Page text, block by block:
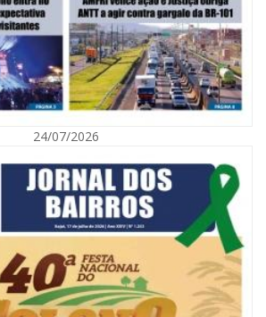
de DIU e Implanon na UBS Municípios
24/07/2026